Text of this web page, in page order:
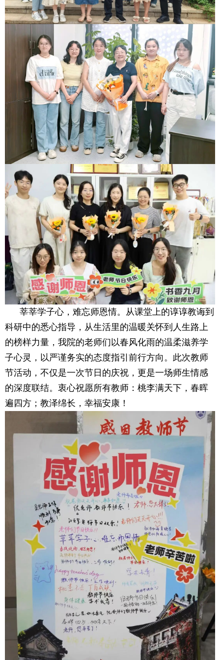
莘莘学子心，难忘师恩情。从课堂上的谆谆教诲到
科研中的悉心指导，从生活里的温暖关怀到人生路上
的榜样力量，我院的老师们以春风化雨的温柔滋养学
子心灵，以严谨务实的态度指引前行方向。此次教师
节活动，不仅是一次节日的庆祝，更是一场师生情感
的深度联结。衷心祝愿所有教师：桃李满天下，春晖
遍四方；教泽绵长，幸福安康！